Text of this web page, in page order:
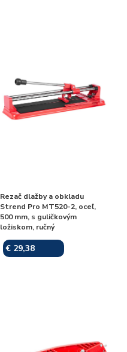
Rezač dlažby a obkladu
Strend Pro MT520-2, oceľ,
500 mm, s guličkovým
ložiskom, ručný
€ 29,38